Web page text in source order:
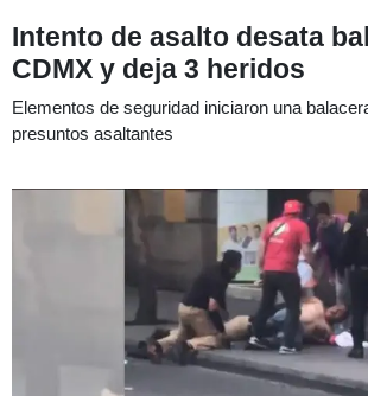
Intento de asalto desata
CDMX y deja 3 heridos
Elementos de seguridad iniciaron una
presuntos asaltantes